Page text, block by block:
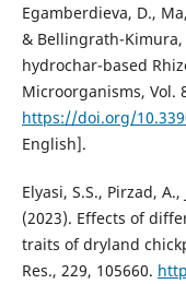
Egamberdieva, D.,
& Bellingrath-Kimura,
hydrochar-based
Microorganisms, Vol.
https://doi.org/
English].
Elyasi, S.S., Pirzad,
(2023). Effects of
traits of dryland
Res., 229, 105660.